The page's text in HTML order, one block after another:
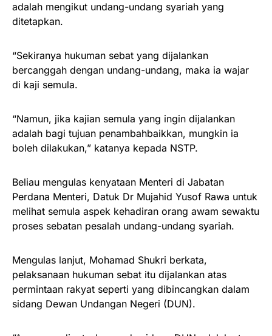
adalah mengikut undang-undang syariah yang
ditetapkan.
“Sekiranya hukuman sebat yang dijalankan
bercanggah dengan undang-undang, maka ia wajar
di kaji semula.
“Namun, jika kajian semula yang ingin dijalankan
adalah bagi tujuan penambahbaikkan, mungkin ia
boleh dilakukan,” katanya kepada NSTP.
Beliau mengulas kenyataan Menteri di Jabatan
Perdana Menteri, Datuk Dr Mujahid Yusof Rawa untuk
melihat semula aspek kehadiran orang awam sewaktu
proses sebatan pesalah undang-undang syariah.
Mengulas lanjut, Mohamad Shukri berkata,
pelaksanaan hukuman sebat itu dijalankan atas
permintaan rakyat seperti yang dibincangkan dalam
sidang Dewan Undangan Negeri (DUN).